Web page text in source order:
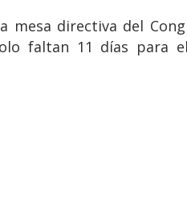
directiva del
faltan 11 días para